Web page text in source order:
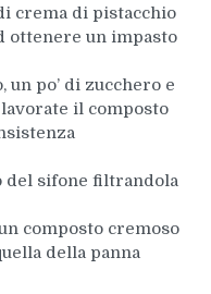
crema di pistacchio
ottenere un impasto
un po’ di zucchero e
il composto
del sifone filtrandola
composto cremoso
della panna